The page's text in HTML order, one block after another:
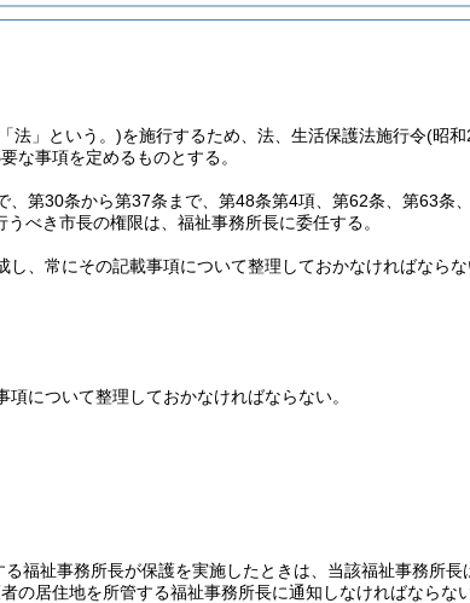
法」という。)を施行するため、法、生活保護法施行令(昭和
な事項を定めるものとする。
第30条から第37条まで、第48条第4項、第62条、第63条
べき市長の権限は、福祉事務所長に委任する。
、常にその記載事項について整理しておかなければならな
について整理しておかなければならない。
福祉事務所長が保護を実施したときは、当該福祉事務所長
居住地を所管する福祉事務所長に通知しなければならない